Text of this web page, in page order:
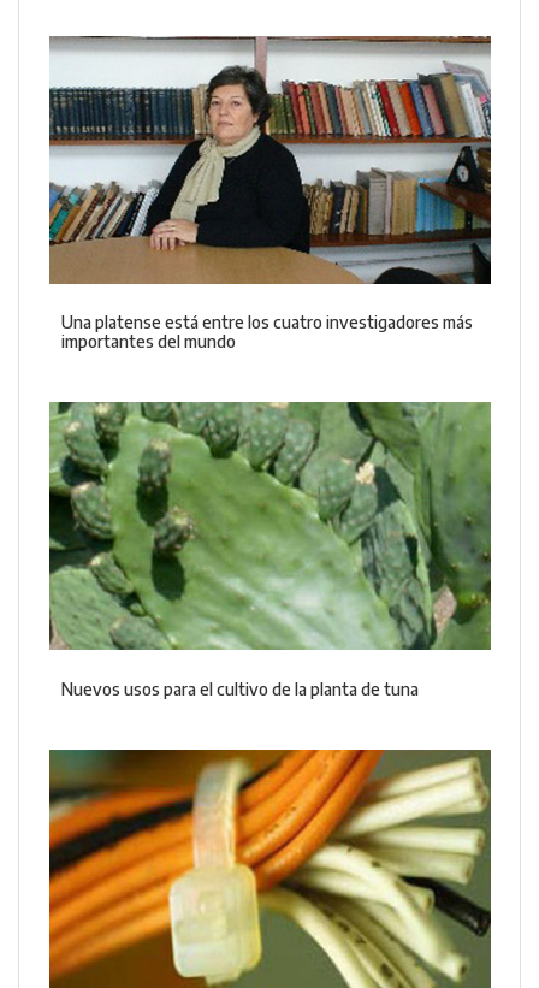
Una platense está entre los cuatro investigadores más
importantes del mundo
Nuevos usos para el cultivo de la planta de tuna